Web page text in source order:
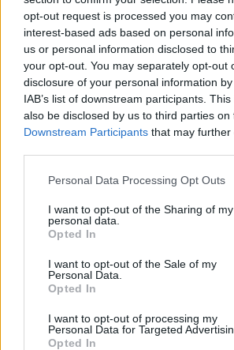
opt-out request is processed you may
interest-based ads based on personal
us or personal information disclosed to
your opt-out. You may separately opt-out
disclosure of your personal information
IAB’s list of downstream participants.
also be disclosed by us to third parties on
Downstream Participants that may
Personal Data Processing Opt Outs
I want to opt-out of the Sharing of my
personal data.
Opted In
I want to opt-out of the Sale of my
Personal Data.
Opted In
I want to opt-out of processing my
Personal Data for Targeted
Opted In